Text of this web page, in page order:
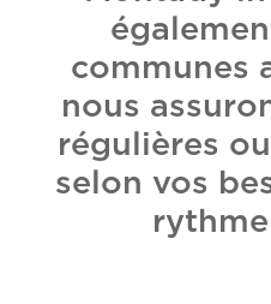
communes
nous
régulières
selon vos